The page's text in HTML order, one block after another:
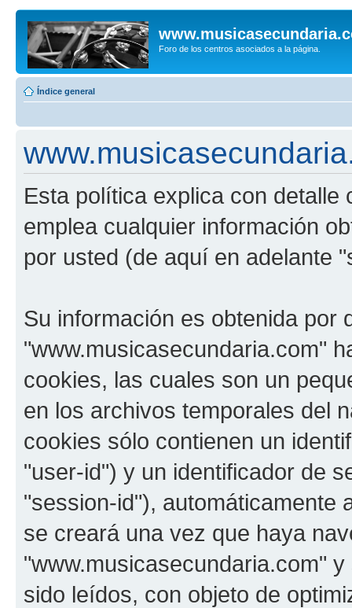
Foro de los centros asociados a la página.
Índice general
Esta política explica con
emplea cualquier información
por usted (de aquí en adelante
Su información es obtenida por
"www.musicasecundaria.com"
cookies, las cuales son un
en los archivos temporales del
cookies sólo contienen un
"user-id") y un identificador de
"session-id"), automáticamente
se creará una vez que haya
"www.musicasecundaria.com"
sido leídos, con objeto de